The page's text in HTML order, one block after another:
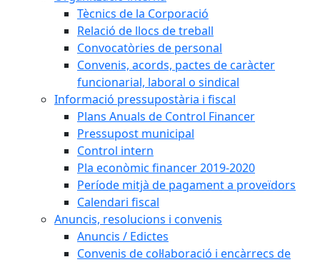
Tècnics de la Corporació
Relació de llocs de treball
Convocatòries de personal
Convenis, acords, pactes de caràcter
funcionarial, laboral o sindical
Informació pressupostària i fiscal
Plans Anuals de Control Financer
Pressupost municipal
Control intern
Pla econòmic financer 2019-2020
Període mitjà de pagament a proveïdors
Calendari fiscal
Anuncis, resolucions i convenis
Anuncis / Edictes
Convenis de col·laboració i encàrrecs de